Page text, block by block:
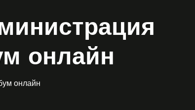
онлайн
онлайн